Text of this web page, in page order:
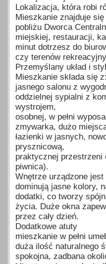
Lokalizacja, która robi
Mieszkanie znajduje
pobliżu Dworca
miejskiej, restauracji,
minut dotrzesz do
czy terenów
Przemyślany układ i
Mieszkanie składa się z:
jasnego salonu z
oddzielnej sypialni z
wystrojem,
osobnej, w pełni
zmywarka, dużo
łazienki w jasnych,
prysznicową,
praktycznej przestrzeni
piwnica).
Wnętrze urządzone
dominują jasne kolory,
dodatki, co tworzy
życia. Duże okna
przez cały dzień.
Dodatkowe atuty
mieszkanie w pełni
duża ilość naturalnego
spokojna, zadbana